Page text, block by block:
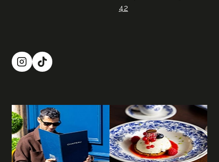
42